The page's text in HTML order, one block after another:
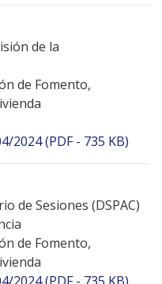
de la
de Fomento,
2024 (PDF - 735 KB)
de Sesiones (DSPAC)
de Fomento,